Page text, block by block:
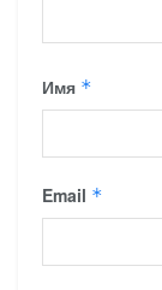
Имя *
Email *